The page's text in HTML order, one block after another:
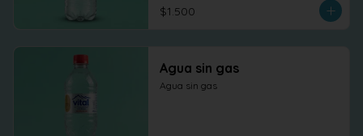
$1.500
Agua sin gas
Agua sin gas